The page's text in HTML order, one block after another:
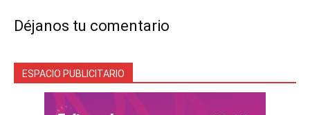
Déjanos tu comentario
ESPACIO PUBLICITARIO